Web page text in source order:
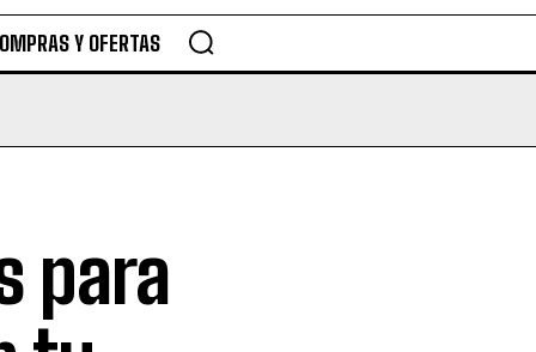
Y OFERTAS
para